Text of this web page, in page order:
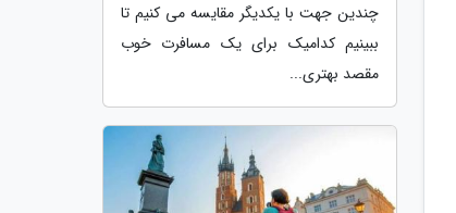
چندین جهت با یکدیگر مقایسه می کنیم تا
ببینیم کدامیک برای یک مسافرت خوب
مقصد بهتری...